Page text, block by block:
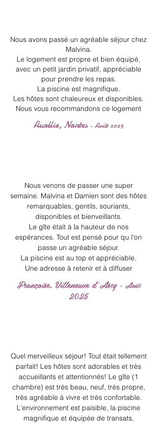
Nous avons passé un agréable séjour chez
Malvina.
Le logement est propre et bien équipé,
avec un petit jardin privatif, appréciable
pour prendre les repas.
La piscine est magnifique.
Les hôtes sont chaleureux et disponibles.
Nous vous recommandons ce logement
Aurélie, Nantes- Août 2025
Nous venons de passer une super
semaine. Malvina et Damien sont des hôtes
remarquables, gentils, souriants,
disponibles et bienveillants.
Le gîte était à la hauteur de nos
espérances. Tout est pensé pour qu l'on
passe un agréable séjour.
La piscine est au top et appréciable.
Une adresse à retenir et à diffuser
Françoise, Villeneuve d'Ascq- Août
2025
Quel merveilleux séjour! Tout était tellement
parfait! Les hôtes sont adorables et très
accueillants et attentionnés! Le gîte (1
chambre) est très beau, neuf, très propre,
très agréable à vivre et très confortable.
L'environnement est paisible, la piscine
magnifique et équipée de transats,